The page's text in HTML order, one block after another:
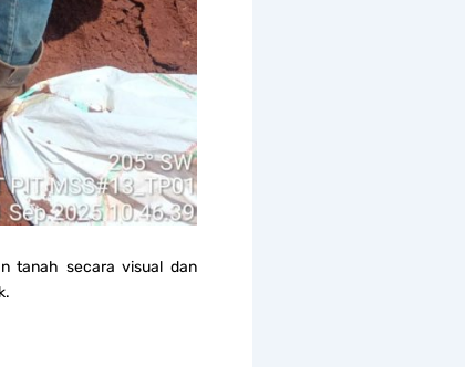
tanah secara visual dan